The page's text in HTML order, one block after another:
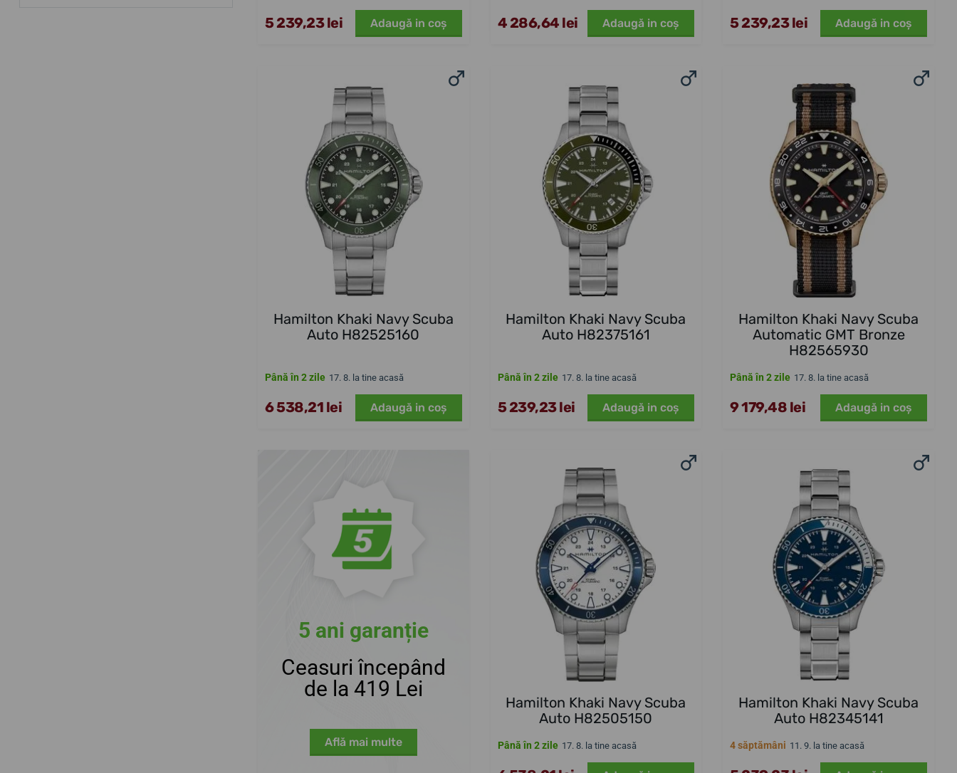
5 239,23 lei Adaugă in coş 4 286,64 lei Adaugă in coş 5 239,23 lei Adaugă in coş
Hamilton Khaki Navy Scuba
Auto H82525160
Până în 2 zile 17. 8. la tine acasă
6 538,21 lei Adaugă in coş
Hamilton Khaki Navy Scuba
Auto H82375161
Până în 2 zile 17. 8. la tine acasă
5 239,23 lei Adaugă in coş
Hamilton Khaki Navy Scuba
Automatic GMT Bronze
H82565930
Până în 2 zile 17. 8. la tine acasă
9 179,48 lei Adaugă in coş
5 ani garanție
Ceasuri începând
de la 419 Lei
Află mai multe
Hamilton Khaki Navy Scuba
Auto H82505150
Până în 2 zile 17. 8. la tine acasă
Hamilton Khaki Navy Scuba
Auto H82345141
4 săptămâni 11. 9. la tine acasă